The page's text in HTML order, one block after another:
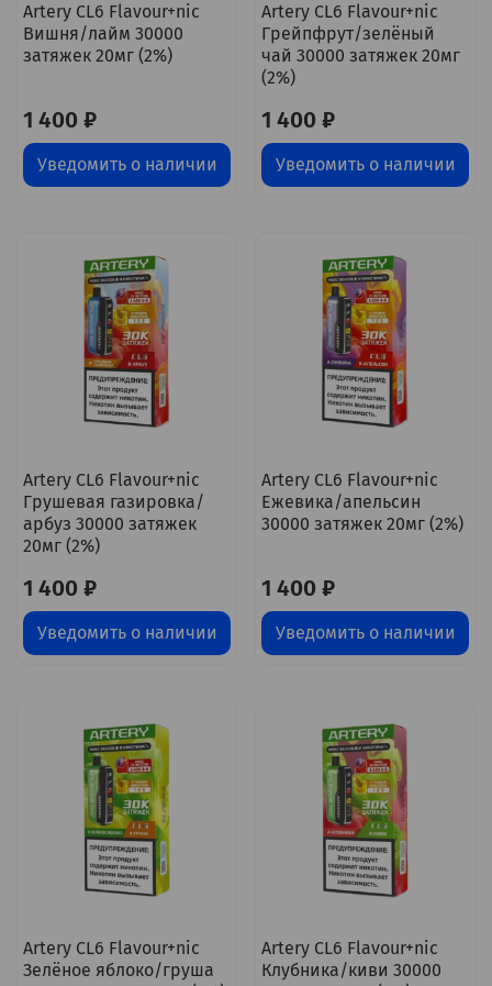
Artery CL6 Flavour+nic
Вишня/лайм 30000
затяжек 20мг (2%)
1 400 ₽
Уведомить о наличии
Artery CL6 Flavour+nic
Грейпфрут/зелёный
чай 30000 затяжек 20мг
(2%)
1 400 ₽
Уведомить о наличии
Artery CL6 Flavour+nic
Грушевая газировка/
арбуз 30000 затяжек
20мг (2%)
1 400 ₽
Уведомить о наличии
Artery CL6 Flavour+nic
Ежевика/апельсин
30000 затяжек 20мг (2%)
1 400 ₽
Уведомить о наличии
Artery CL6 Flavour+nic
Зелёное яблоко/груша
Artery CL6 Flavour+nic
Клубника/киви 30000